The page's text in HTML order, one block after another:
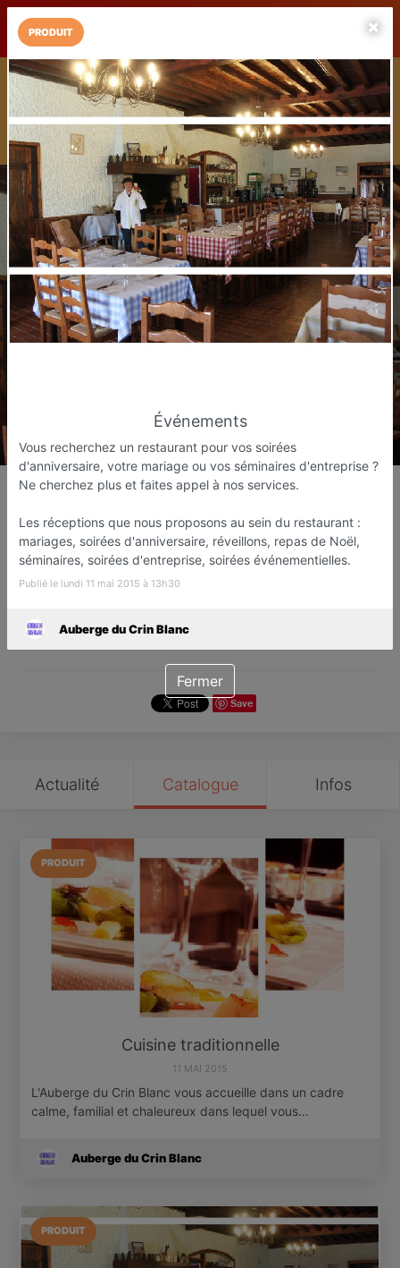
LaCarte Play Store
Installez l'App LaCarte
Téléchargez gratuitement l'app LaCarte pour suivre vos
commerces favoris et ne rien rater !
Télécharger Plus tard
Auberge du Crin Blanc
Lézigneux
Favori Contacter
Ouvre dès 10:30
Save
Actualité Catalogue Infos
PRODUIT
Cuisine traditionnelle
11 MAI 2015
L'Auberge du Crin Blanc vous accueille dans un cadre
calme, familial et chaleureux dans lequel vous…
Auberge du Crin Blanc
PRODUIT
PRODUIT
Événements
Vous recherchez un restaurant pour vos soirées
d'anniversaire, votre mariage ou vos séminaires d'entreprise ?
Ne cherchez plus et faites appel à nos services.
Les réceptions que nous proposons au sein du restaurant :
mariages, soirées d'anniversaire, réveillons, repas de Noël,
séminaires, soirées d'entreprise, soirées événementielles.
Publié le lundi 11 mai 2015 à 13h30
Auberge du Crin Blanc
Fermer